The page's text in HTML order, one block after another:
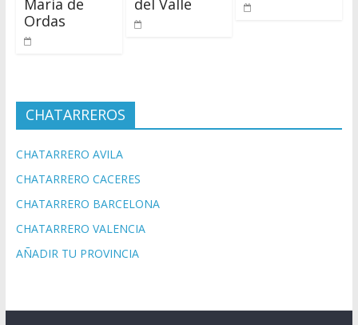
Maria de
Ordas
del Valle
CHATARREROS
CHATARRERO AVILA
CHATARRERO CACERES
CHATARRERO BARCELONA
CHATARRERO VALENCIA
AÑADIR TU PROVINCIA